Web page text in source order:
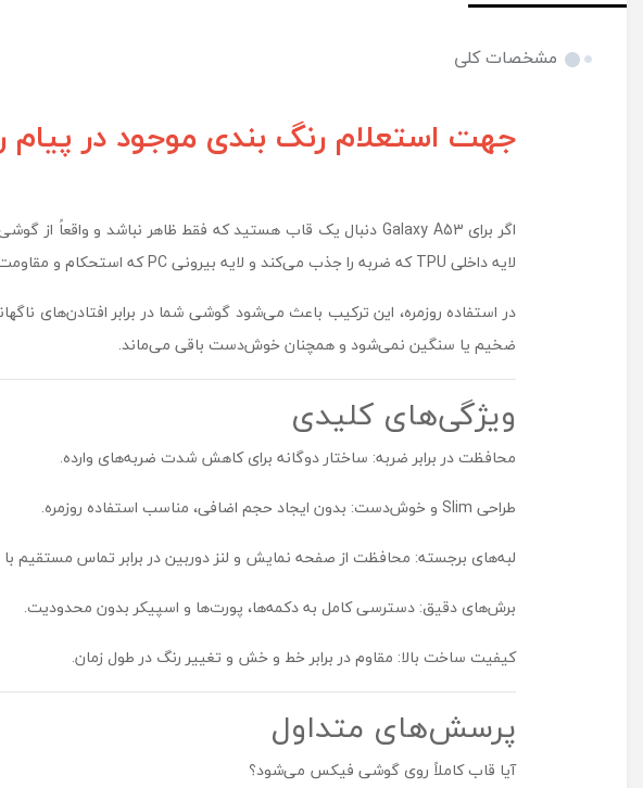
مشخصات کلی
جهت استعلام رنگ بندی موجود در پیام
لایه داخلی TPU که ضربه را جذب می‌کند و لایه بیرونی PC که استحکام و مقاومت در برابر خط و خش را بالا می‌برد.
در استفاده روزمره، این ترکیب باعث می‌شود گوشی شما در برابر افتادن‌های
ضخیم یا سنگین نمی‌شود و همچنان خوش‌دست باقی می‌ماند.
ویژگی‌های کلیدی
محافظت در برابر ضربه: ساختار دوگانه برای کاهش شدت ضربه‌های وارده.
طراحی Slim و خوش‌دست: بدون ایجاد حجم اضافی، مناسب استفاده روزمره.
لبه‌های برجسته: محافظت از صفحه نمایش و لنز دوربین در برابر تماس مستقیم
برش‌های دقیق: دسترسی کامل به دکمه‌ها، پورت‌ها و اسپیکر بدون محدودیت.
کیفیت ساخت بالا: مقاوم در برابر خط و خش و تغییر رنگ در طول زمان.
پرسش‌های متداول
آیا قاب کاملاً روی گوشی فیکس می‌شود؟